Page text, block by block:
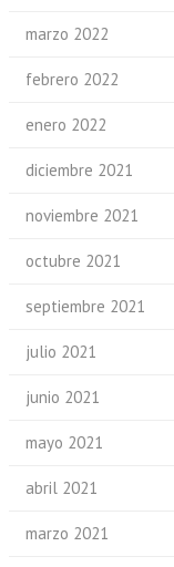
marzo 2022
febrero 2022
enero 2022
diciembre 2021
noviembre 2021
octubre 2021
septiembre 2021
julio 2021
junio 2021
mayo 2021
abril 2021
marzo 2021